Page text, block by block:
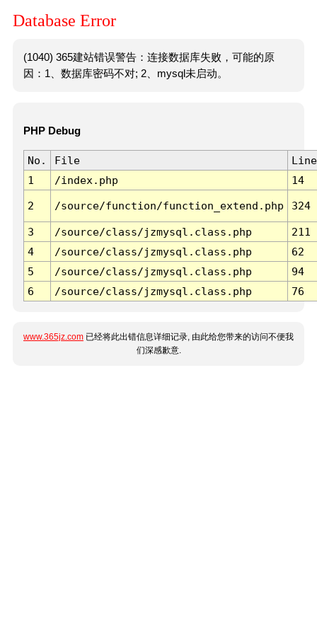
Database Error
(1040) 365建站错误警告：连接数据库失败，可能的原
因：1、数据库密码不对; 2、mysql未启动。
PHP Debug
No. File
Line
1
/index.php 14
2 /source/function/function_extend.php 324
3 /source/class/jzmysql.class.php
211
4
/source/class/jzmysql.class.php
62
5
/source/class/jzmysql.class.php
94
6
/source/class/jzmysql.class.php 76
www.365jz.com 已经将此出错信息详细记录, 由此给您带来的访问不便我
们深感歉意.